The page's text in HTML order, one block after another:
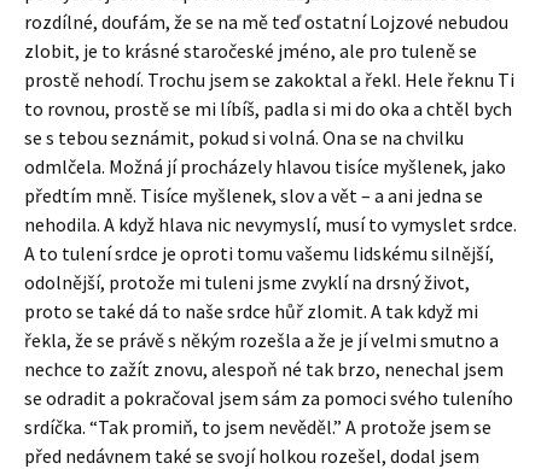
rozdílné, doufám, že se na mě teď ostatní Lojzové nebudou
zlobit, je to krásné staročeské jméno, ale pro tuleně se
prostě nehodí. Trochu jsem se zakoktal a řekl. Hele řeknu Ti
to rovnou, prostě se mi líbíš, padla si mi do oka a chtěl bych
se s tebou seznámit, pokud si volná. Ona se na chvilku
odmlčela. Možná jí procházely hlavou tisíce myšlenek, jako
předtím mně. Tisíce myšlenek, slov a vět – a ani jedna se
nehodila. A když hlava nic nevymyslí, musí to vymyslet srdce.
A to tulení srdce je oproti tomu vašemu lidskému silnější,
odolnější, protože mi tuleni jsme zvyklí na drsný život,
proto se také dá to naše srdce hůř zlomit. A tak když mi
řekla, že se právě s někým rozešla a že je jí velmi smutno a
nechce to zažít znovu, alespoň né tak brzo, nenechal jsem
se odradit a pokračoval jsem sám za pomoci svého tuleního
srdíčka. “Tak promiň, to jsem nevěděl.” A protože jsem se
před nedávnem také se svojí holkou rozešel, dodal jsem